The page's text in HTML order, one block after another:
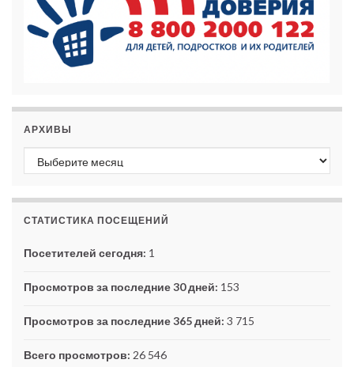
АРХИВЫ
Архивы
СТАТИСТИКА ПОСЕЩЕНИЙ
Посетителей сегодня: 1
Просмотров за последние 30 дней: 153
Просмотров за последние 365 дней: 3 715
Всего просмотров: 26 546